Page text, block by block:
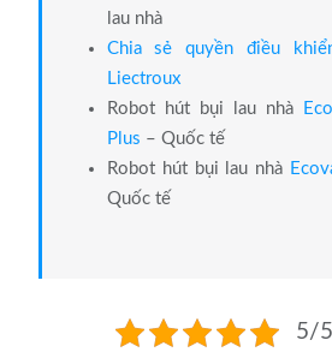
lau nhà
Chia sẻ quyền điều
Liectroux
Robot hút bụi lau nhà
Plus – Quốc tế
Robot hút bụi lau nhà
Quốc tế
5/